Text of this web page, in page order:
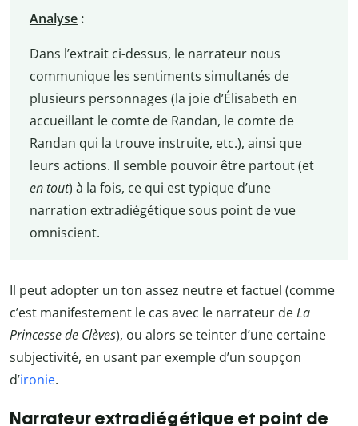
Analyse:
Dans l’extrait ci-dessus, le narrateur nous
communique les sentiments simultanés de
plusieurs personnages (la joie d’Élisabeth en
accueillant le comte de Randan, le comte de
Randan qui la trouve instruite, etc.), ainsi que
leurs actions. Il semble pouvoir être partout (et
en tout) à la fois, ce qui est typique d’une
narration extradiégétique sous point de vue
omniscient.
Il peut adopter un ton assez neutre et factuel (comme
c’est manifestement le cas avec le narrateur deLa
Princesse de Clèves), ou alors se teinter d’une certaine
subjectivité, en usant par exemple d’un soupçon
d’ironie.
Narrateur extradiégétique et point de